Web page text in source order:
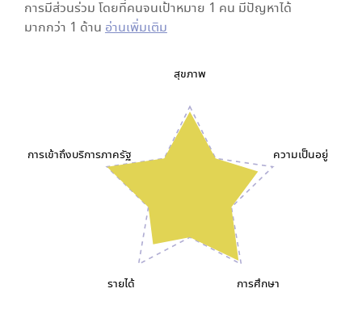
การมีส่วนร่วม โดยที่คนจนเป้าหมาย 1 คน มีปัญหาได้
มากกว่า 1 ด้าน อ่านเพิ่มเติม
สุขภาพ
ความเป็นอยู่
การศึกษา
รายได้
การเข้าถึงบริการภาครัฐ